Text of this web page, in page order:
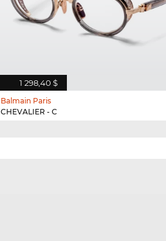
1 298,40 $
Balmain Paris
CHEVALIER - C